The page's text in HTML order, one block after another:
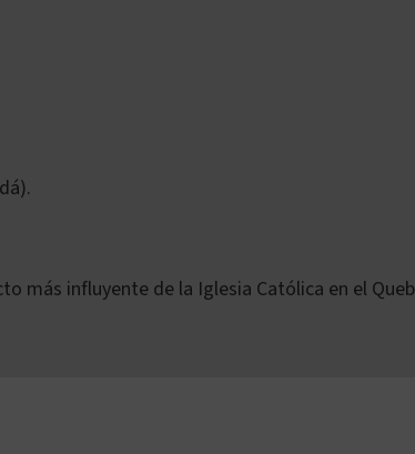
influyente de la Iglesia Católica en el